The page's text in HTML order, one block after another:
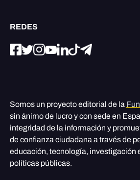
REDES
Somos un proyecto editorial de la
sin ánimo de lucro y con sede en
integridad de la información y
de confianza ciudadana a través de
educación, tecnología, investigación
políticas públicas.